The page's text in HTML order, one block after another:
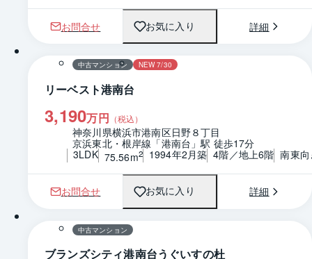
お問合せ お気に入り 詳細
1 / 0 間取り
中古マンション NEW 7/30
リーベスト港南台
3,190万円 （税込）
神奈川県横浜市港南区日野８丁目
京浜東北・根岸線「港南台」駅 徒歩17分
3LDK 75.56m2 1994年2月築 4階／地上6階 南東
お問合せ お気に入り 詳細
1 / 0 間取り
中古マンション
ブランズシティ港南台うぐいすの杜